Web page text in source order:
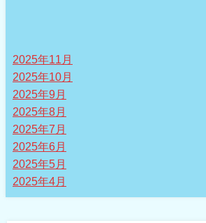
2025年11月
2025年10月
2025年9月
2025年8月
2025年7月
2025年6月
2025年5月
2025年4月